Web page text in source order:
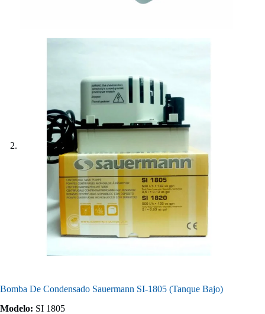
Bomba De Condensado Sauermann SI-1805 (Tanque Bajo)
Modelo: SI 1805